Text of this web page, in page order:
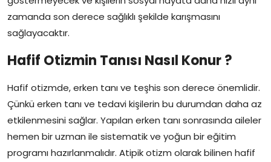
zamanda son derece sağlıklı şekilde karışmasını
sağlayacaktır.
Hafif Otizmin Tanısı Nasıl Konur ?
Hafif otizmde, erken tanı ve teşhis son derece önemlidir.
Çünkü erken tanı ve tedavi kişilerin bu durumdan daha az
etkilenmesini sağlar. Yapılan erken tanı sonrasında aileler
hemen bir uzman ile sistematik ve yoğun bir eğitim
programı hazırlanmalıdır. Atipik otizm olarak bilinen hafif